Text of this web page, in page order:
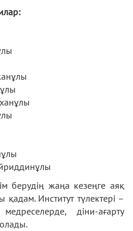
берудің жаңа кезеңге аяқ
қадам. Институт түлектері –
діни-ағарту